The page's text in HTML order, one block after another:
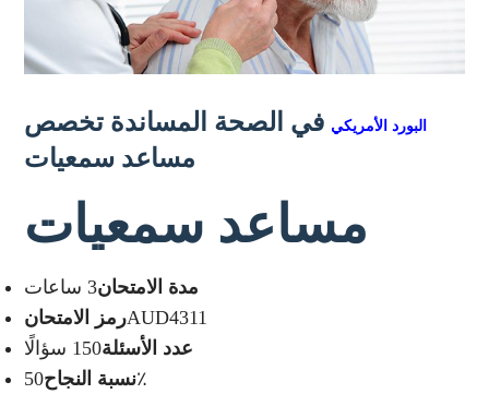
البورد الأمريكي في الصحة المساندة تخصص
مساعد سمعيات
مساعد سمعيات
مدة الامتحان3 ساعات
رمز الامتحانAUD4311
عدد الأسئلة150 سؤالًا
نسبة النجاح50٪